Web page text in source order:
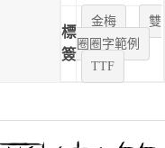
標
簽
金梅
雙
圈圈字範例
TTF